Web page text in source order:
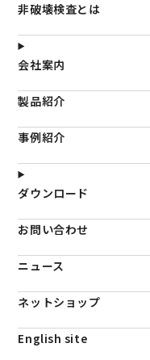
非破壊検査とは
会社案内
製品紹介
事例紹介
ダウンロード
お問い合わせ
ニュース
ネットショップ
English site